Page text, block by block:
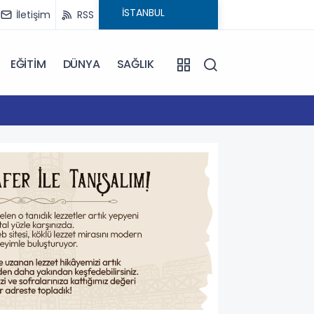
İletişim RSS
EĞİTİM DÜNYA SAĞLIK